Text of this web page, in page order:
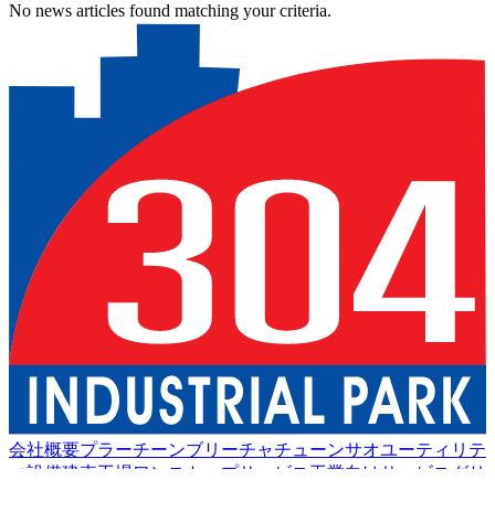
No news articles found matching your criteria.
会社概要プラーチーンブリーチャチューンサオユーティリテ
ィ設備建売工場 ワンストップサービス 工業向けサービス グリ